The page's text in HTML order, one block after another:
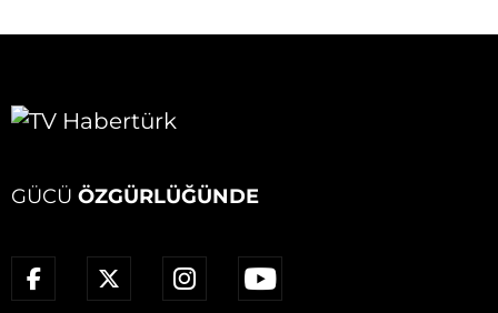
GÜCÜ ÖZGÜRLÜĞÜNDE